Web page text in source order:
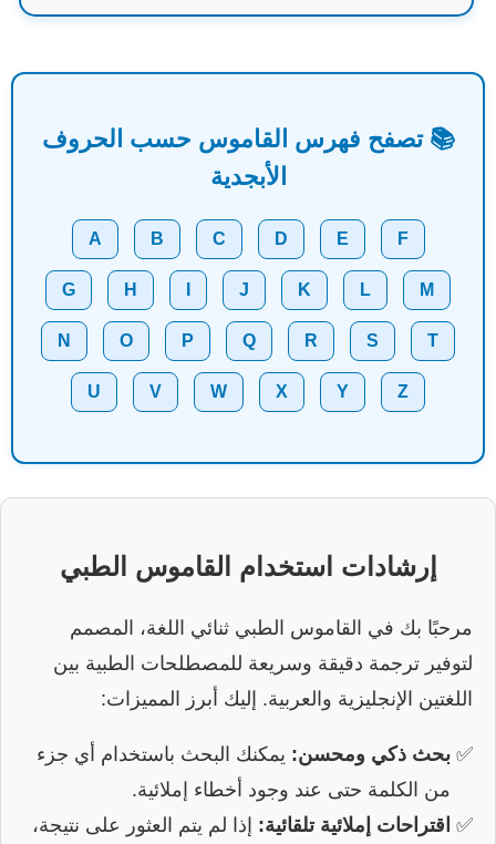
📚 تصفح فهرس القاموس حسب الحروف
الأبجدية
A B C D E F
G H J K L M
N O P Q R S T
U V W X Y Z
إرشادات استخدام القاموس الطبي
مرحبًا بك في القاموس الطبي ثنائي اللغة، المصمم
لتوفير ترجمة دقيقة وسريعة للمصطلحات الطبية بين
اللغتين الإنجليزية والعربية. إليك أبرز المميزات:
بحث ذكي ومحسن: يمكنك البحث باستخدام أي جزء
من الكلمة حتى عند وجود أخطاء إملائية.
اقتراحات إملائية تلقائية: إذا لم يتم العثور على نتيجة،